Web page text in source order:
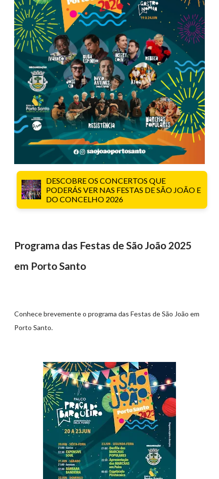
DESCOBRE OS CONCERTOS QUE
PODERÁS VER NAS FESTAS DE SÃO JOÃO E
DO CONCELHO 2026
Programa das Festas de São João 2025
em Porto Santo
Conhece brevemente o programa das Festas de São João em
Porto Santo.